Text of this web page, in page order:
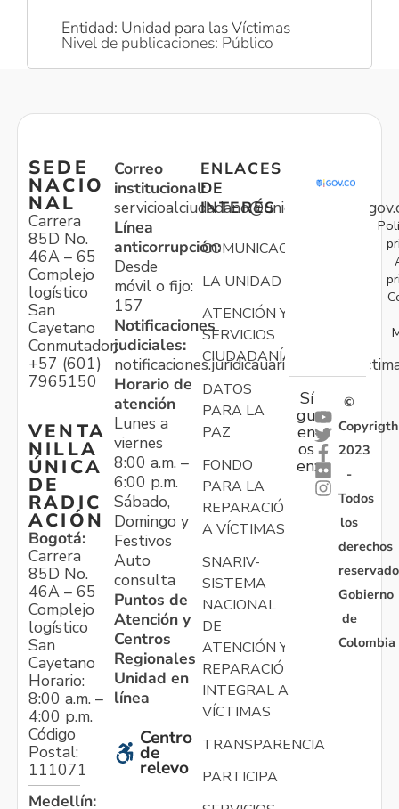
Entidad: Unidad para las Víctimas
Nivel de publicaciones: Público
SEDE
NACIO
NAL
Carrera
85D No.
46A – 65
Complejo
logístico
San
Cayetano
Conmutador:
+57 (601)
7965150
VENTA
NILLA
ÚNICA
DE
RADIC
ACIÓN
Bogotá:
Carrera
85D No.
46A – 65
Complejo
logístico
San
Cayetano
Horario:
8:00 a.m. –
4:00 p.m.
Código
Postal:
111071
Medellín:
Correo
institucional:
Línea
anticorrupción:
Desde
móvil o fijo:
157
Notificaciones
judiciales:
Horario de
atención
Lunes a
viernes
8:00 a.m. –
6:00 p.m.
Sábado,
Domingo y
Festivos
Auto
consulta
Puntos de
Atención y
Centros
Regionales
Unidad en
línea
Centro
de
relevo
ENLACES
DE
INTERÉS
COMUNICACIONES
LA UNIDAD
ATENCIÓN Y
SERVICIOS
CIUDADANÍA
DATOS
PARA LA
PAZ
FONDO
PARA LA
REPARACIÓN
A VÍCTIMAS
SNARIV-
SISTEMA
NACIONAL
DE
ATENCIÓN Y
REPARACIÓN
INTEGRAL A
VÍCTIMAS
TRANSPARENCIA
PARTICIPA
Sí
gu
en
os
en:
©
Copyrigth
2023
-
Todos
los
derechos
Gobierno
de
Colombia